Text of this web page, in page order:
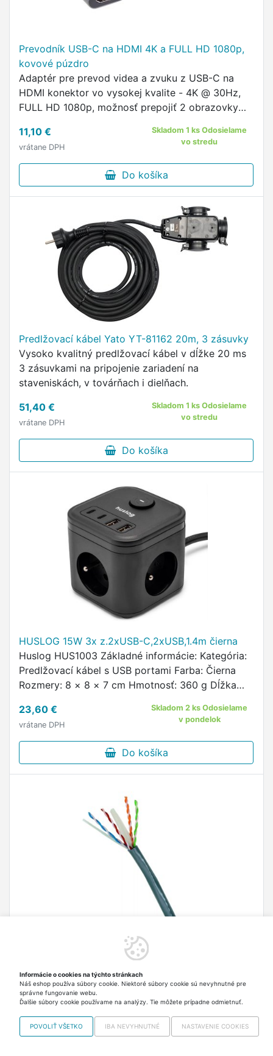
Prevodník USB-C na HDMI 4K a FULL HD 1080p,
kovové púzdro
Adaptér pre prevod videa a zvuku z USB-C na
HDMI konektor vo vysokej kvalite - 4K @ 30Hz,
FULL HD 1080p, možnosť prepojiť 2 obrazovky
balenia), odolné kovové ...
11,10 €
vrátane DPH
Skladom 1 ks Odosielame
vo stredu
Do košíka
Predlžovací kábel Yato YT-81162 20m, 3 zásuvky
Vysoko kvalitný predlžovací kábel v dĺžke 20 ms
3 zásuvkami na pripojenie zariadení na
staveniskách, v továrňach i dielňach.
51,40 €
vrátane DPH
Skladom 1 ks Odosielame
vo stredu
Do košíka
HUSLOG 15W 3x z.2xUSB-C,2xUSB,1.4m čierna
Huslog HUS1003 Základné informácie: Kategória:
Predlžovací kábel s USB portami Farba: Čierna
Rozmery: 8 × 8 × 7 cm Hmotnosť: 360 g Dĺžka
V, 50/60 Hz, max.
23,60 €
vrátane DPH
Skladom 2 ks Odosielame
v pondelok
Do košíka
DATACOM UTP drôt cat6 bal. 50m
UTP drôt cat.6, 4 páry žíl v kábli, bal.50m
30,60 €
vrátane DPH
Skladom > 5 ks Odosielame
Do košíka
Informácie o cookies na týchto stránkach
Náš eshop používa súbory cookie. Niektoré súbory cookie sú nevyhnutné pre
správne fungovanie webu.
Ďalšie súbory cookie používame na analýzy. Tie môžete prípadne odmietnuť.
POVOLIŤ VŠETKO IBA NEVYHNUTNÉ NASTAVENIE COOKIES